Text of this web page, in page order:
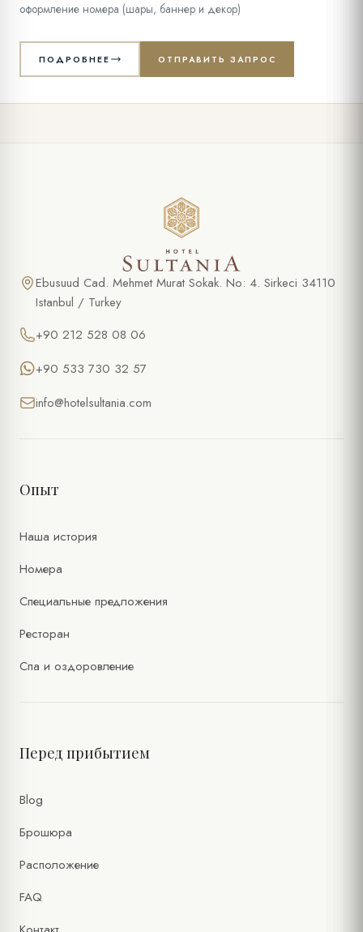
оформление номера (шары, баннер и декор)
ПОДРОБНЕЕ ОТПРАВИТЬ ЗАПРОС
Ebusuud Cad. Mehmet Murat Sokak. No: 4. Sirkeci 34110
Istanbul / Turkey
+90 212 528 08 06
+90 533 730 32 57
info@hotelsultania.com
Опыт
Наша история
Номера
Специальные предложения
Ресторан
Спа и оздоровление
Перед прибытием
Blog
Брошюра
Расположение
FAQ